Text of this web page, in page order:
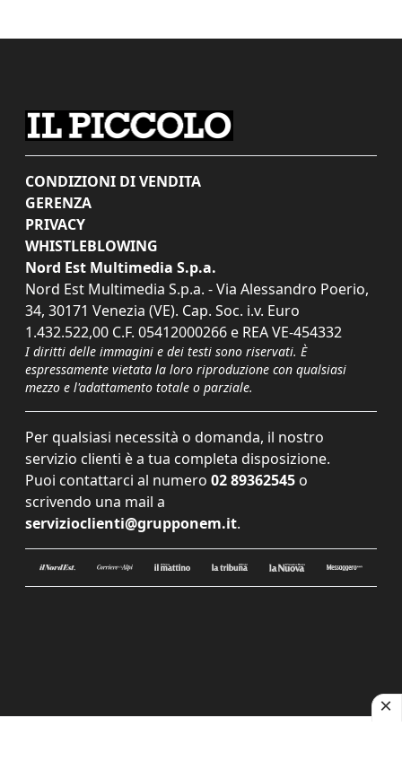
CONDIZIONI DI VENDITA
GERENZA
PRIVACY
WHISTLEBLOWING
Nord Est Multimedia S.p.a.
Nord Est Multimedia S.p.a. - Via Alessandro Poerio,
34, 30171 Venezia (VE). Cap. Soc. i.v. Euro
1.432.522,00 C.F. 05412000266 e REA VE-454332
I diritti delle immagini e dei testi sono riservati. È
espressamente vietata la loro riproduzione con qualsiasi
mezzo e l'adattamento totale o parziale.
Per qualsiasi necessità o domanda, il nostro
servizio clienti è a tua completa disposizione.
Puoi contattarci al numero 02 89362545 o
scrivendo una mail a
servizioclienti@grupponem.it.